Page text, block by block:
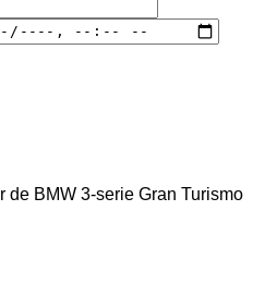
de BMW 3-serie Gran Turismo